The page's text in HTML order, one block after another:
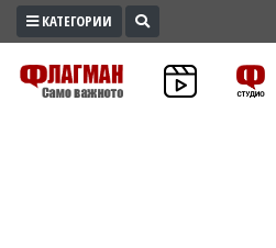
ПРОМО
ЗОНА
КАТЕГОРИИ